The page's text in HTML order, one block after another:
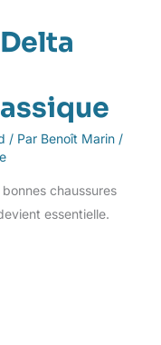
/ Par Benoît Marin /
chaussures
essentielle.